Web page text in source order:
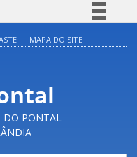
Acesso à informação
Legislação
Canais
MAPA DO SITE
DO PONTAL